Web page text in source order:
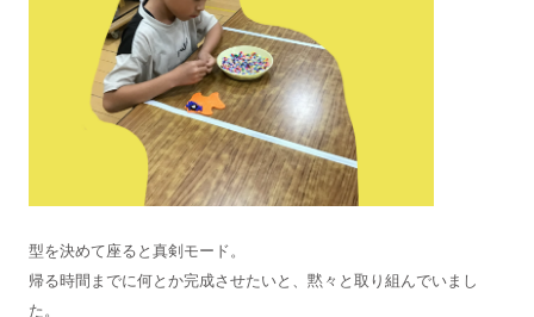
型を決めて座ると真剣モード。
帰る時間までに何とか完成させたいと、黙々と取り組んでいまし
た。